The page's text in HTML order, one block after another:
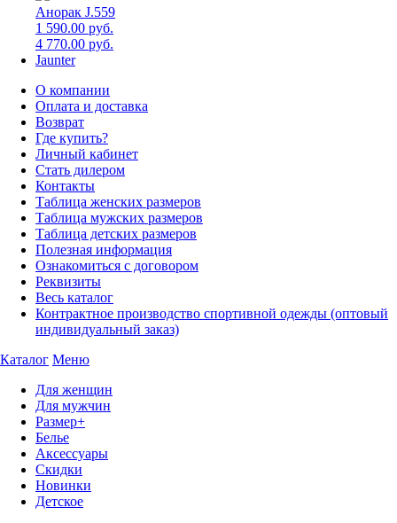
Анорак J.559
1 590.00 руб.
4 770.00 руб.
Jaunter
О компании
Оплата и доставка
Возврат
Где купить?
Личный кабинет
Стать дилером
Контакты
Таблица женских размеров
Таблица мужских размеров
Таблица детских размеров
Полезная информация
Ознакомиться с договором
Реквизиты
Весь каталог
Контрактное производство спортивной одежды (оптовый
индивидуальный заказ)
Каталог Меню
Для женщин
Для мужчин
Размер+
Белье
Аксессуары
Скидки
Новинки
Детское